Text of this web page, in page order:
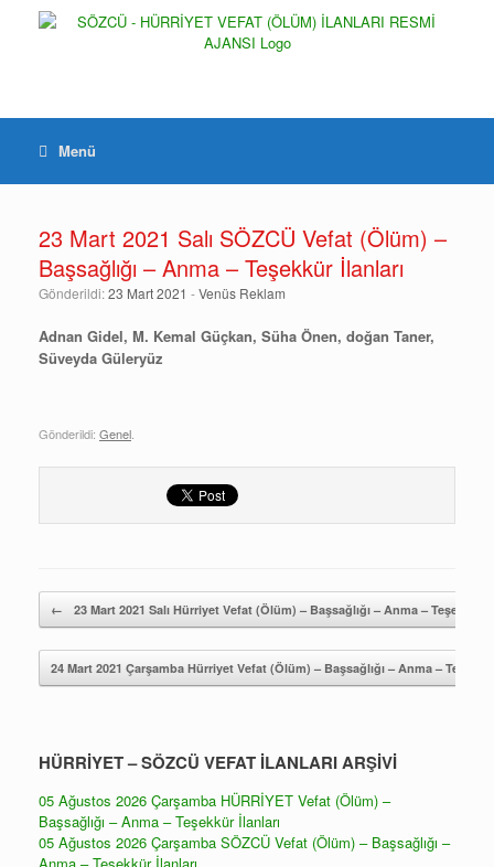
Menü
23 Mart 2021 Salı SÖZCÜ Vefat (Ölüm) –
Başsağlığı – Anma – Teşekkür İlanları
Gönderildi:23 Mart 2021 -Venüs Reklam
Adnan Gidel, M. Kemal Güçkan, Süha Önen, doğan Taner,
Süveyda Güleryüz
Gönderildi: Genel
Yazı gezintisi
← 23 Mart 2021 Salı Hürriyet Vefat (Ölüm) – Başsağlığı – Anma – Teşekkür
24 Mart 2021 Çarşamba Hürriyet Vefat (Ölüm) – Başsağlığı – Anma –
HÜRRİYET – SÖZCÜ VEFAT İLANLARI ARŞİVİ
05 Ağustos 2026 Çarşamba HÜRRİYET Vefat (Ölüm) –
Başsağlığı – Anma – Teşekkür İlanları
05 Ağustos 2026 Çarşamba SÖZCÜ Vefat (Ölüm) – Başsağlığı –